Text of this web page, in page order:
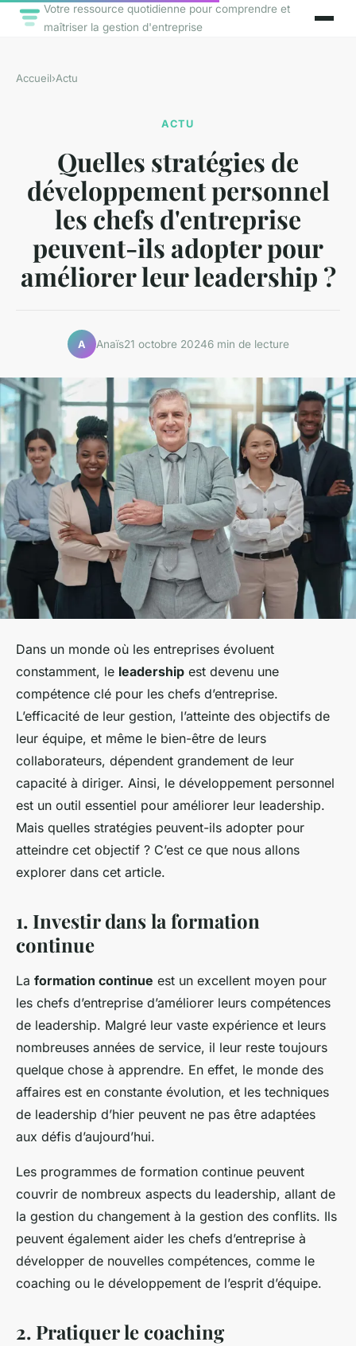
Votre ressource quotidienne pour comprendre et
maîtriser la gestion d'entreprise
Accueil›Actu
ACTU
Quelles stratégies de
développement personnel
les chefs d'entreprise
peuvent-ils adopter pour
améliorer leur leadership ?
A Anaïs21 octobre 20246 min de lecture
Dans un monde où les entreprises évoluent
constamment, le leadership est devenu une
compétence clé pour les chefs d’entreprise.
L’efficacité de leur gestion, l’atteinte des objectifs de
leur équipe, et même le bien-être de leurs
collaborateurs, dépendent grandement de leur
capacité à diriger. Ainsi, le développement personnel
est un outil essentiel pour améliorer leur leadership.
Mais quelles stratégies peuvent-ils adopter pour
atteindre cet objectif ? C’est ce que nous allons
explorer dans cet article.
1. Investir dans la formation
continue
La formation continue est un excellent moyen pour
les chefs d’entreprise d’améliorer leurs compétences
de leadership. Malgré leur vaste expérience et leurs
nombreuses années de service, il leur reste toujours
quelque chose à apprendre. En effet, le monde des
affaires est en constante évolution, et les techniques
de leadership d’hier peuvent ne pas être adaptées
aux défis d’aujourd’hui.
Les programmes de formation continue peuvent
couvrir de nombreux aspects du leadership, allant de
la gestion du changement à la gestion des conflits. Ils
peuvent également aider les chefs d’entreprise à
développer de nouvelles compétences, comme le
coaching ou le développement de l’esprit d’équipe.
2. Pratiquer le coaching